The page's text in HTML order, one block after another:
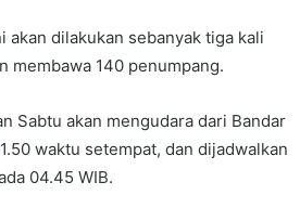
dilakukan sebanyak tiga kali
membawa 140 penumpang.
Sabtu akan mengudara dari Bandar
waktu setempat, dan dijadwalkan
04.45 WIB.